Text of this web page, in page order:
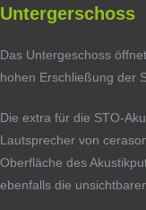
Untergerschoss
Das Untergeschoss
hohen Erschließung der
Die extra für die STO-
Lautsprecher von
Oberfläche des
ebenfalls die